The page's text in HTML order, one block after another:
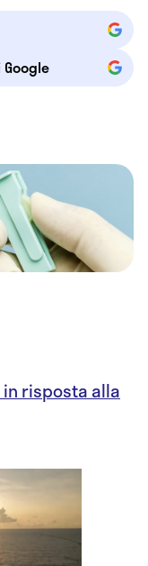
in risposta alla